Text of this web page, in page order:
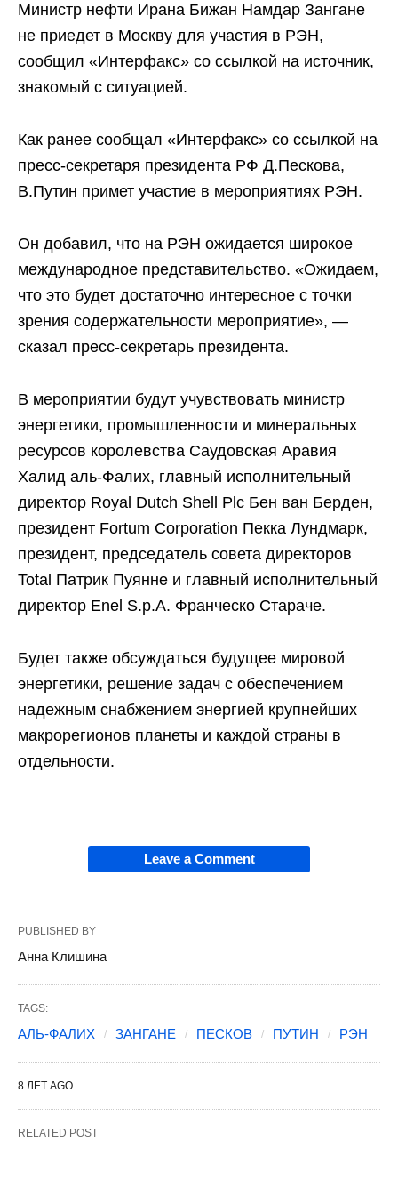
Министр нефти Ирана Бижан Намдар Зангане
не приедет в Москву для участия в РЭН,
сообщил «Интерфакс» со ссылкой на источник,
знакомый с ситуацией.
Как ранее сообщал «Интерфакс» со ссылкой на
пресс-секретаря президента РФ Д.Пескова,
В.Путин примет участие в мероприятиях РЭН.
Он добавил, что на РЭН ожидается широкое
международное представительство. «Ожидаем,
что это будет достаточно интересное с точки
зрения содержательности мероприятие», —
сказал пресс-секретарь президента.
В мероприятии будут учувствовать министр
энергетики, промышленности и минеральных
ресурсов королевства Саудовская Аравия
Халид аль-Фалих, главный исполнительный
директор Royal Dutch Shell Plc Бен ван Берден,
президент Fortum Corporation Пекка Лундмарк,
президент, председатель совета директоров
Total Патрик Пуянне и главный исполнительный
директор Enel S.p.А. Франческо Стараче.
Будет также обсуждаться будущее мировой
энергетики, решение задач с обеспечением
надежным снабжением энергией крупнейших
макрорегионов планеты и каждой страны в
отдельности.
Leave a Comment
PUBLISHED BY
Анна Клишина
TAGS:
АЛЬ-ФАЛИХ ЗАНГАНЕ ПЕСКОВ ПУТИН РЭН
8 ЛЕТ AGO
RELATED POST